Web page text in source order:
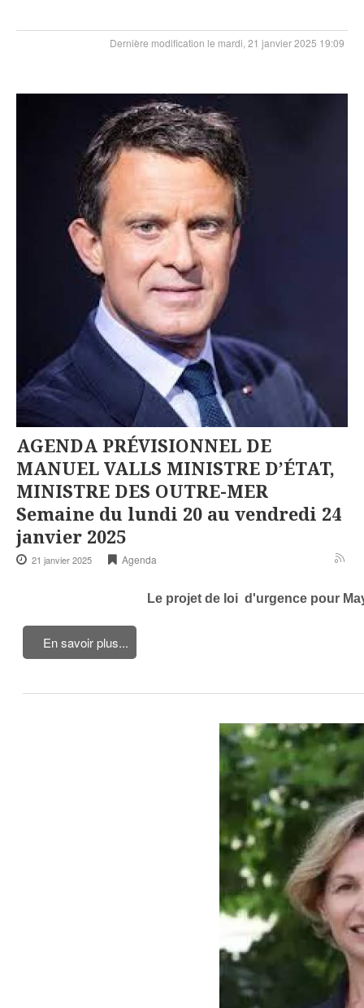
Dernière modification le mardi, 21 janvier 2025 19:09
AGENDA PRÉVISIONNEL DE
MANUEL VALLS MINISTRE D’ÉTAT,
MINISTRE DES OUTRE-MER
Semaine du lundi 20 au vendredi 24
janvier 2025
21 janvier 2025 Agenda
Le projet de loi d'urgence pour
En savoir plus...